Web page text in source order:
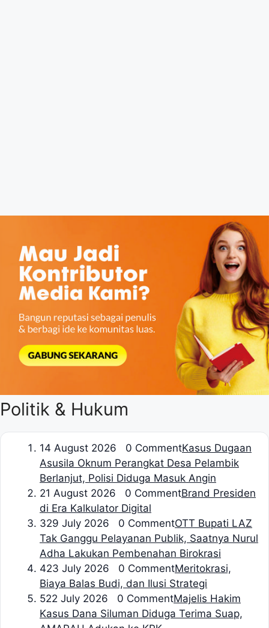
Politik & Hukum
14 August 2026 0 CommentKasus Dugaan
Asusila Oknum Perangkat Desa Pelambik
Berlanjut, Polisi Diduga Masuk Angin
21 August 2026 0 CommentBrand Presiden
di Era Kalkulator Digital
329 July 2026 0 CommentOTT Bupati LAZ
Tak Ganggu Pelayanan Publik, Saatnya Nurul
Adha Lakukan Pembenahan Birokrasi
423 July 2026 0 CommentMeritokrasi,
Biaya Balas Budi, dan Ilusi Strategi
522 July 2026 0 CommentMajelis Hakim
Kasus Dana Siluman Diduga Terima Suap,